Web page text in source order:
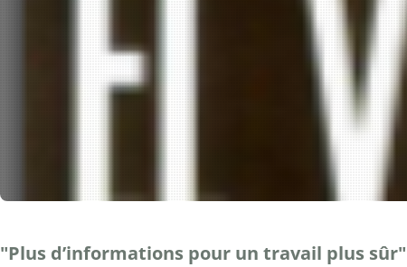
"Plus d’informations pour un travail plus